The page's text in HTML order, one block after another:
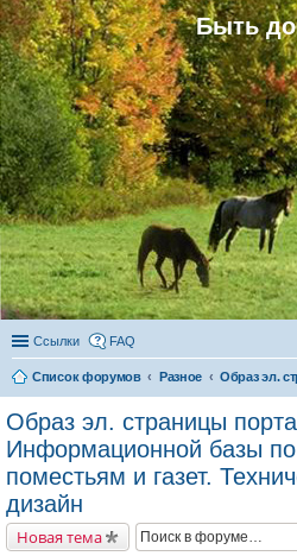
Быть
Ссылки FAQ
Список форумов Разное
Образ эл. страницы
Информационной базы
поместьям и газет.
дизайн
Новая тема